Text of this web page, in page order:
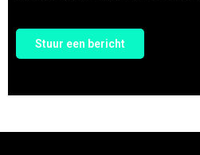
Stuur een bericht